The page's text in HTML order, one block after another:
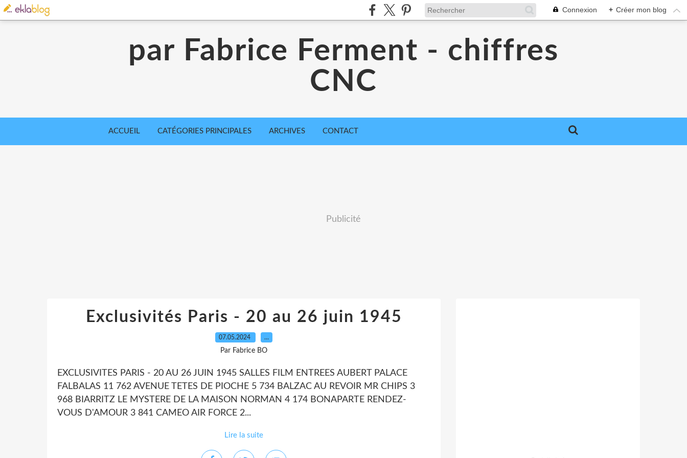
Connexion + Créer mon blog
par Fabrice Ferment - chiffres
CNC
ACCUEIL CATÉGORIES PRINCIPALES ARCHIVES CONTACT
Publicité
Exclusivités Paris - 20 au 26 juin 1945
07.05.2024 …
Par Fabrice BO
EXCLUSIVITES PARIS - 20 AU 26 JUIN 1945 SALLES FILM ENTREES AUBERT PALACE
FALBALAS 11 762 AVENUE TETES DE PIOCHE 5 734 BALZAC AU REVOIR MR CHIPS 3
968 BIARRITZ LE MYSTERE DE LA MAISON NORMAN 4 174 BONAPARTE RENDEZ-
VOUS D'AMOUR 3 841 CAMEO AIR FORCE 2...
Lire la suite